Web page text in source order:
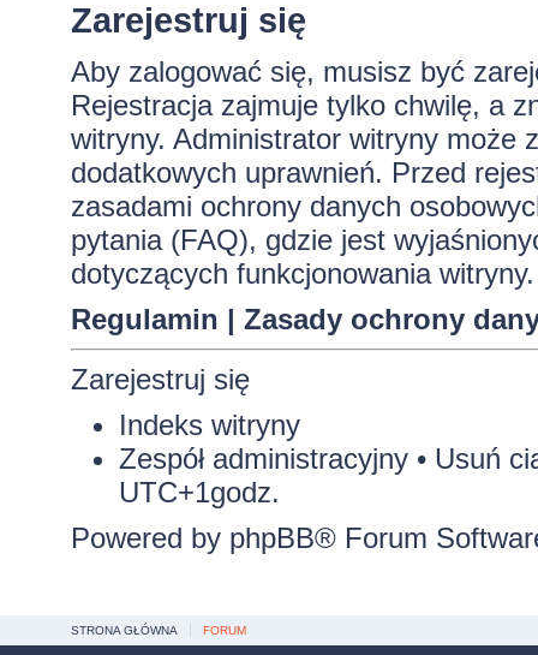
Zarejestruj się
Aby zalogować się, musisz być
Rejestracja zajmuje tylko chwilę, a
witryny. Administrator witryny może
dodatkowych uprawnień. Przed
zasadami ochrony danych
pytania (FAQ), gdzie jest
dotyczących funkcjonowania witryny.
Regulamin | Zasady ochrony
Zarejestruj się
Indeks witryny
Zespół administracyjny• Usuń
UTC+1godz.
Powered by phpBB® Forum
STRONA GŁÓWNA FORUM